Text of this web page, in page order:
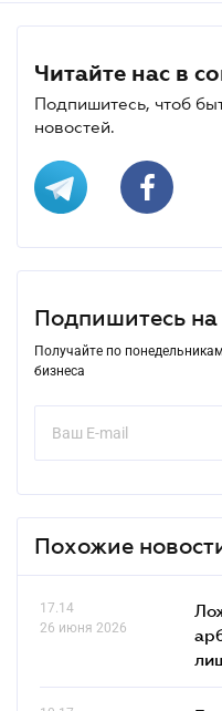
Читайте нас в
Подпишитесь, чтоб
новостей.
Подпишитесь на
Получайте по
бизнеса
Похожие
17.14
26 июня 2026